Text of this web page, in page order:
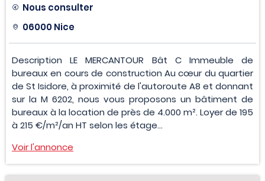
Nous consulter
06000 Nice
Description LE MERCANTOUR Bât C Immeuble de
bureaux en cours de construction Au cœur du quartier
de St Isidore, à proximité de l'autoroute A8 et donnant
sur la M 6202, nous vous proposons un bâtiment de
bureaux à la location de près de 4.000 m². Loyer de 195
à 215 €/m²/an HT selon les étage...
Voir l'annonce